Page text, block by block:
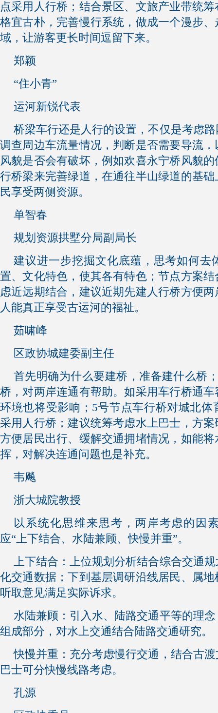
点采用人行桥；结合景区、文旅产业带统
格宜古朴，完善慢行系统，做成一个漫步
域，让游客更长时间逗留下来。
郑颖
“住小青”
运河新锐代表
桥梁车行还是人行的设置，不仅是考虑
调查周边车流量情况，判断是否需要导流
风貌是否会有破坏，例如欢喜永宁桥风貌
行桥梁来完善绿道，在通往半山绿道的基
民享受两侧资源。
单智春
规划资源拱墅分局副局长
建议进一步挖掘文化底蕴，思考如何去
置、文化特色，使其各有特色；节点方案
虑近远期结合，建议近期先建人行桥方便
人能真正享受古运河的福祉。
茹啸峰
区政协城建委副主任
首先明确为什么要建桥，准备建什么桥
桥，对两岸连通有帮助。如采用车行桥通
环境也将受影响；5号节点车行桥对城北体
采用人行桥；建议统筹考虑水上巴士，方
方便居民出行、缓解交通拥堵情况，如能
挥，对解决连通问题也是补充。
韦飚
浙大城院教授
以系统化思维来思考，两岸考虑的因
应“上下结合、水陆兼顾、快慢并重”。
上下结合：上位规划分析结合综合交通
化交通数据；下到基层调研沿线居民、属
听取意见满足实际诉求。
水陆兼顾：引入水、陆路交通平等的理
组成部分，对水上交通结合陆路交通研究。
快慢并重：充分考虑慢行交通，结合古
巴士可分快慢线路考虑。
孔源